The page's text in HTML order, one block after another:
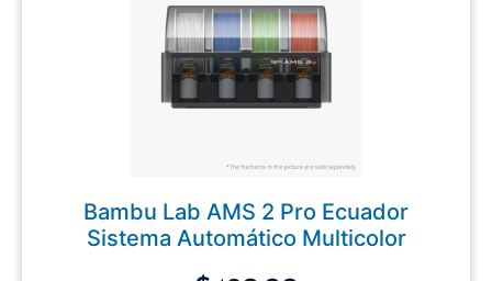
Bambu Lab AMS 2 Pro Ecuador
Sistema Automático Multicolor